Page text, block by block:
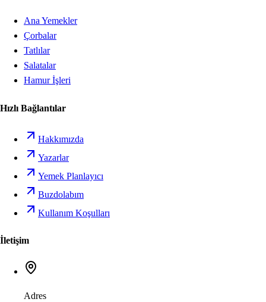
Ana Yemekler
Çorbalar
Tatlılar
Salatalar
Hamur İşleri
Hızlı Bağlantılar
Hakkımızda
Yazarlar
Yemek Planlayıcı
Buzdolabım
Kullanım Koşulları
İletişim
Adres